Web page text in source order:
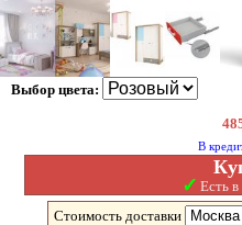
Выбор цвета:
В
✓ Есть
Стоимость доставки